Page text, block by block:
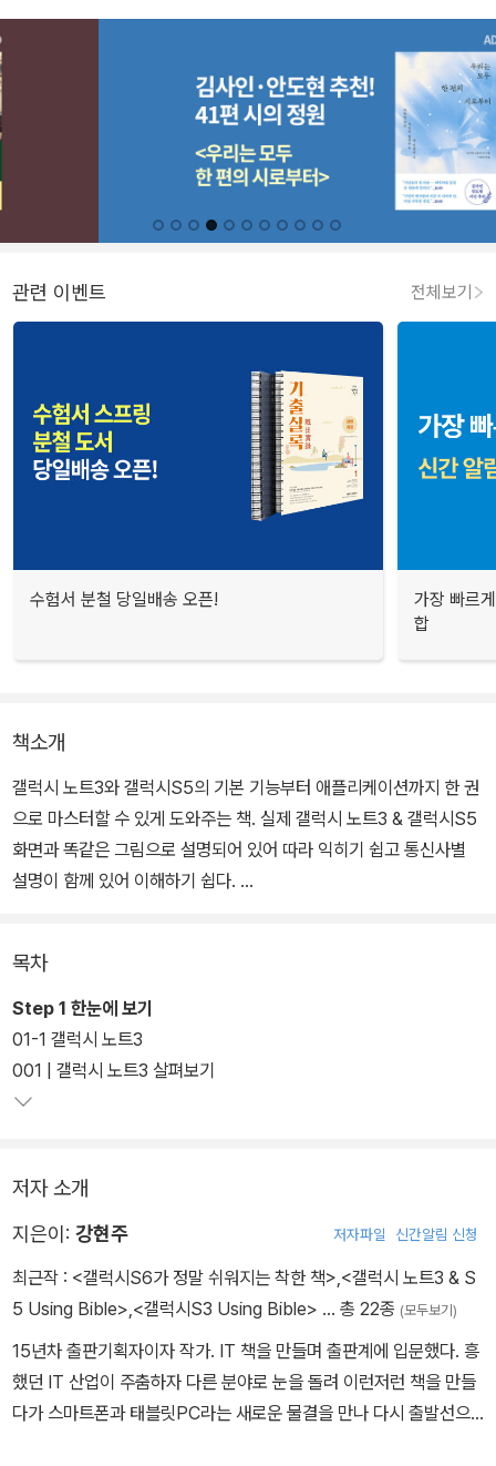
관련 이벤트 전체보기
수험서 분철 당일배송 오픈!
가장 빠르
합
책소개
갤럭시 노트3와 갤럭시S5의 기본 기능부터 애플리케이션까지 한 권
으로 마스터할 수 있게 도와주는 책. 실제 갤럭시 노트3 & 갤럭시S5
화면과 똑같은 그림으로 설명되어 있어 따라 익히기 쉽고 통신사별
설명이 함께 있어 이해하기 쉽다.
도 여러 번 마주치는 홈 화면 사용법, 화면을 가득 채운 애플리케이션
관리법, 목소리로 검색하기, 글자 입력하기, 파일 전송하기, 초기화 및
복원까지 기본 중의 기본 기능을 설명한다.
또한 갤럭시 노트3 & 갤럭시S5에 설치되어 있는 애플리케이션을 설
힐 수 있다. Play 스토어를 비롯한 여러 스토어에서 애플리케이션을
설치하는 방법을 익힐 수 있어서 스마트폰에 이미 설치되어 있는 애
다.
목차
Step 1 한눈에 보기
01-1 갤럭시 노트3
001 | 갤럭시 노트3 살펴보기
저자 소개
지은이: 강현주 저자파일 신간알림 신청
최근작 : <갤럭시S6가 정말 쉬워지는 착한 책> <갤럭시 노트3 & S
5 Using Bible> <갤럭시S3 Using Bible> … 총 22종 (모두보기)
15년차 출판기획자이자 작가. IT 책을 만들며 출판계에 입문했다. 흥
했던 IT 산업이 주춤하자 다른 분야로 눈을 돌려 이런저런 책을 만들
다가 스마트폰과 태블릿PC라는 새로운 물결을 만나 다시 출발선으